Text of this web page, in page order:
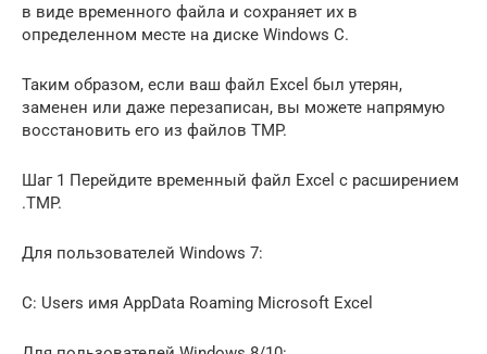
в виде временного файла и сохраняет их в
определенном месте на диске Windows C.
Таким образом, если ваш файл Excel был утерян,
заменен или даже перезаписан, вы можете напрямую
восстановить его из файлов TMP.
Шаг 1 Перейдите временный файл Excel с расширением
.TMP.
Для пользователей Windows 7:
C: Users имя AppData Roaming Microsoft Excel